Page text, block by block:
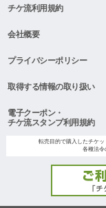
チケ流利用規約
会社概要
プライバシーポリシー
取得する情報の取り扱い
電子クーポン・
チケ流スタンプ利用規約
転売目的で購入したチケッ
各種法令